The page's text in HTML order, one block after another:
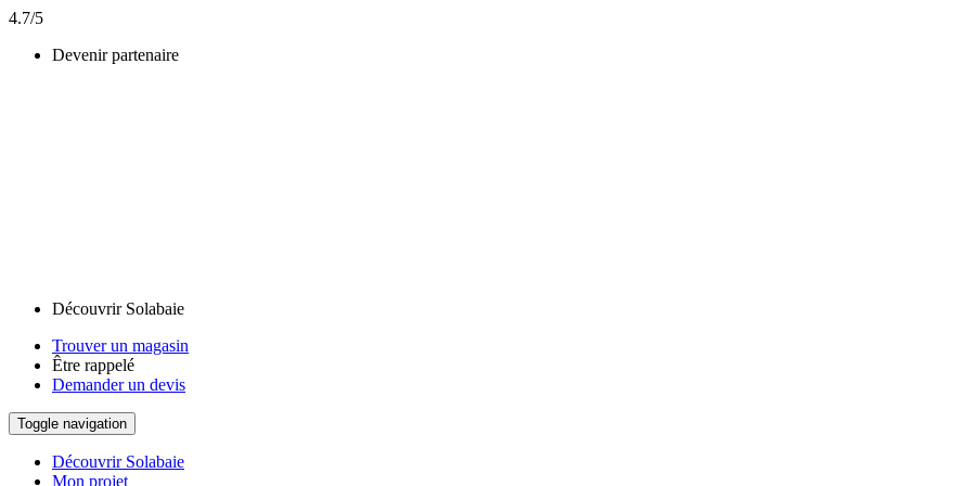
4.7/5
Devenir partenaire
Découvrir Solabaie
Trouver un magasin
Être rappelé
Demander un devis
Toggle navigation
Découvrir Solabaie
Mon projet